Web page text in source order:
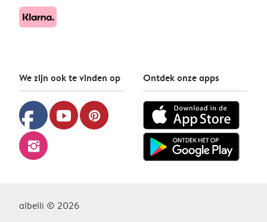
We zijn ook te vinden op
facebook youtube pinterest
instagram
Ontdek onze apps
albelli © 2026